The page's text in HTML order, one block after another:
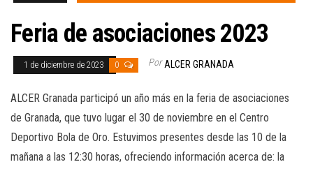
Feria de asociaciones 2023
1 de diciembre de 2023 0 Por ALCER GRANADA
ALCER Granada participó un año más en la feria de asociaciones
de Granada, que tuvo lugar el 30 de noviembre en el Centro
Deportivo Bola de Oro. Estuvimos presentes desde las 10 de la
mañana a las 12:30 horas, ofreciendo información acerca de: la